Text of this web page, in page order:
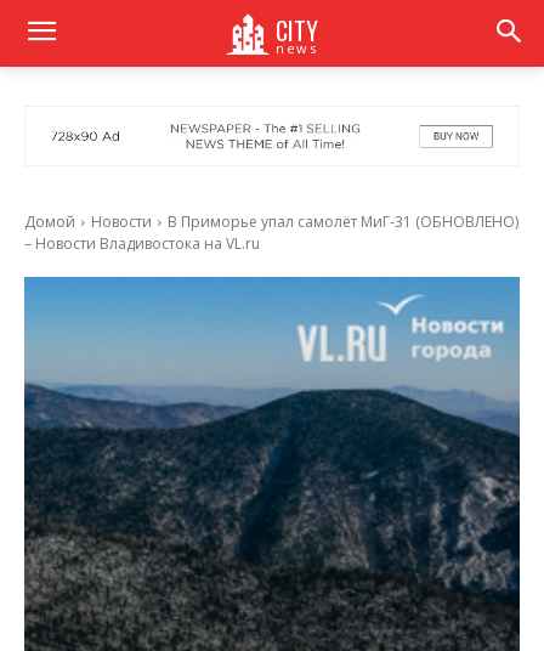
CITY
news
Домой Новости
В Приморье упал самолёт МиГ-31 (ОБНОВЛЕНО)
– Новости Владивостока на VL.ru